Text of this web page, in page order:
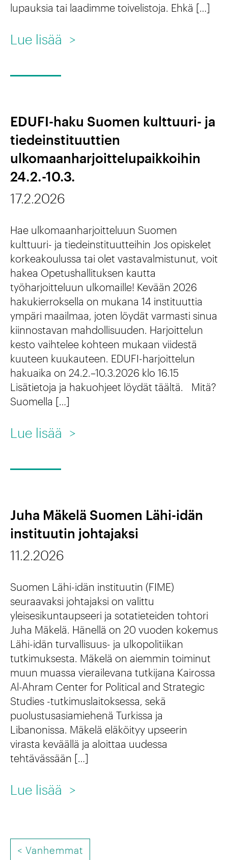
i
l
l
e
j
a
a
n
s
a
i
n
v
ä
l
i
r
i
l
l
e
–
h
a
a
s
t
a
t
t
s
s
-
d
e
i
n
s
i
t
u
u
t
t
i
e
n
v
u
0
2
5
o
i
m
i
n
t
a
-
j
a
h
lupauksia tai laadimme toivelistoja. Ehkä […]
Lue lisää
i
t
u
l
i
e
v
o
s
e
n
v
u
o
t
>
EDUFI-haku Suomen kulttuuri- ja
tiedeinstituuttien
ulkomaanharjoittelupaikkoihin
24.2.-10.3.
17.2.2026
Hae ulkomaanharjoitteluun Suomen
kulttuuri- ja tiedeinstituutteihin Jos opiskelet
korkeakoulussa tai olet vastavalmistunut, voit
hakea Opetushallituksen kautta
työharjoitteluun ulkomaille! Kevään 2026
hakukierroksella on mukana 14 instituuttia
ympäri maailmaa, joten löydät varmasti sinua
kiinnostavan mahdollisuuden. Harjoittelun
kesto vaihtelee kohteen mukaan viidestä
kuuteen kuukauteen. EDUFI-harjoittelun
hakuaika on 24.2.–10.3.2026 klo 16.15
Lisätietoja ja hakuohjeet löydät täältä. Mitä?
Suomella […]
Lue lisää
I
-
h
a
k
u
S
u
o
m
e
n
k
u
u
u
>
Juha Mäkelä Suomen Lähi-idän
instituutin johtajaksi
11.2.2026
Suomen Lähi-idän instituutin (FIME)
seuraavaksi johtajaksi on valittu
yleisesikuntaupseeri ja sotatieteiden tohtori
Juha Mäkelä. Hänellä on 20 vuoden kokemus
Lähi-idän turvallisuus- ja ulkopolitiikan
tutkimuksesta. Mäkelä on aiemmin toiminut
muun muassa vierailevana tutkijana Kairossa
Al-Ahram Center for Political and Strategic
Studies -tutkimuslaitoksessa, sekä
puolustusasiamiehenä Turkissa ja
Libanonissa. Mäkelä eläköityy upseerin
virasta keväällä ja aloittaa uudessa
tehtävässään […]
Lue lisää
h
>
P< Vanhemmat